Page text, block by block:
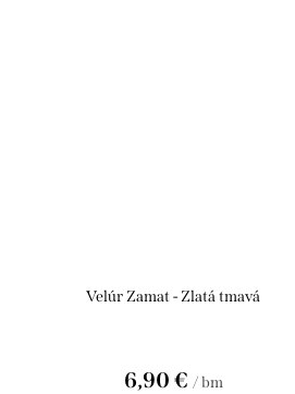
Velúr Zamat - Zlatá tmavá
6,90 € / bm